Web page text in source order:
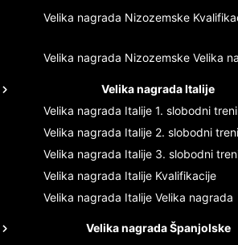
Velika nagrada Nizozemske
Velika nagrada Nizozemske Velika
Velika nagrada Italije
Velika nagrada Italije 1. slobodni
Velika nagrada Italije 2. slobodni
Velika nagrada Italije 3. slobodni
Velika nagrada Italije Kvalifikacije
Velika nagrada Italije Velika nagrada
Velika nagrada Španjolske